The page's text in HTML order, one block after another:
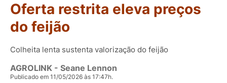
Oferta restrita eleva preços
do feijão
Colheita lenta sustenta valorização do feijão
AGROLINK - Seane Lennon
Publicado em 11/05/2026 às 17:47h.